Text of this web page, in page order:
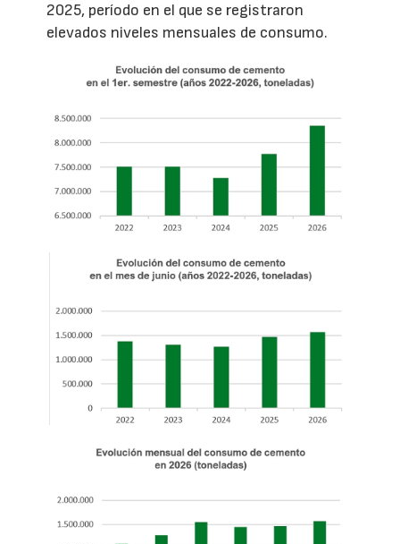
2025, período en el que se registraron
elevados niveles mensuales de consumo.